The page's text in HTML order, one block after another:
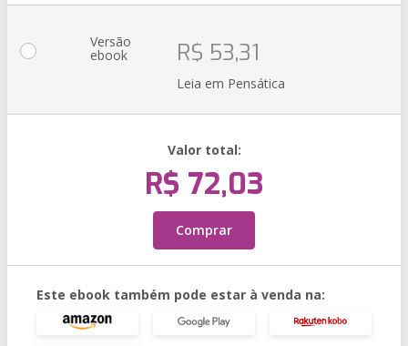
Versão
ebook R$ 53,31
Leia em Pensática
Valor total:
R$ 72,03
Comprar
Este ebook também pode estar à venda na: